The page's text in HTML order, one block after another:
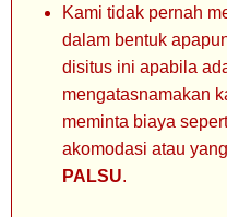
Kami tidak pernah
dalam bentuk
disitus ini apabila
mengatasnamakan
meminta biaya
akomodasi atau
PALSU.